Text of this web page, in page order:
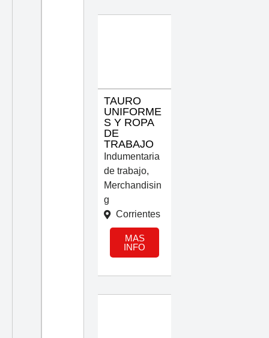
TAURO
UNIFORME
S Y ROPA
DE
TRABAJO
Indumentaria
de trabajo,
Merchandisin
g
Corrientes
MAS
INFO